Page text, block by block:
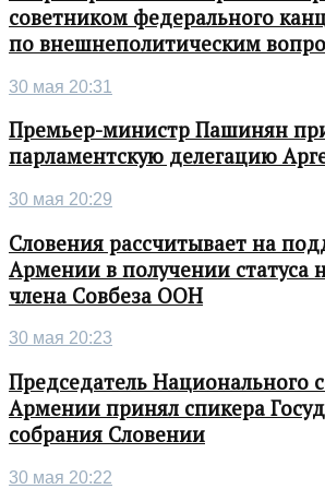
советником федерального
по внешнеполитическим
30 мая 20:31
Премьер-министр Пашинян
парламентскую делегацию
30 мая 20:29
Словения рассчитывает на
Армении в получении статуса
члена Совбеза ООН
30 мая 20:23
Председатель Национального
Армении принял спикера
собрания Словении
30 мая 20:22